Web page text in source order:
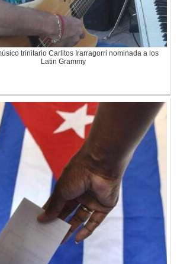
trinitario Carlitos Irarragorri nominada a los
Latin Grammy